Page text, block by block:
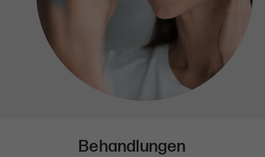
Behandlungen